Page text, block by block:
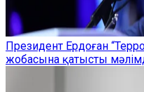
Президент Ердоған
жобасына қатысты